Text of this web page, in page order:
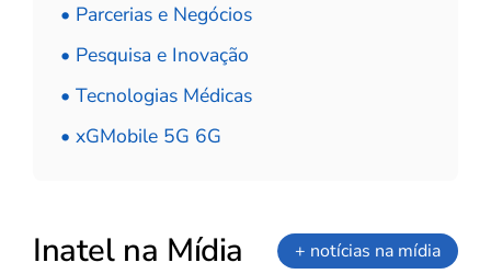
• Parcerias e Negócios
• Pesquisa e Inovação
• Tecnologias Médicas
• xGMobile 5G 6G
Inatel na Mídia + notícias na mídia